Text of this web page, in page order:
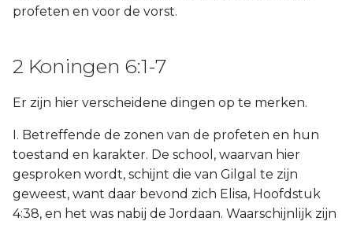
profeten en voor de vorst.
2 Koningen 6:1-7
Er zijn hier verscheidene dingen op te merken.
I. Betreffende de zonen van de profeten en hun
toestand en karakter. De school, waarvan hier
gesproken wordt, schijnt die van Gilgal te zijn
geweest, want daar bevond zich Elisa, Hoofdstuk
4:38, en het was nabij de Jordaan. Waarschijnlijk zijn